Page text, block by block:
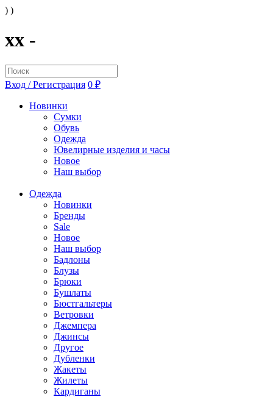
) )
xx -
Вход / Регистрация 0 ₽
Новинки
Сумки
Обувь
Одежда
Ювелирные изделия и часы
Новое
Наш выбор
Одежда
Новинки
Бренды
Sale
Новое
Наш выбор
Бадлоны
Блузы
Брюки
Бушлаты
Бюстгальтеры
Ветровки
Джемпера
Джинсы
Другое
Дубленки
Жакеты
Жилеты
Кардиганы